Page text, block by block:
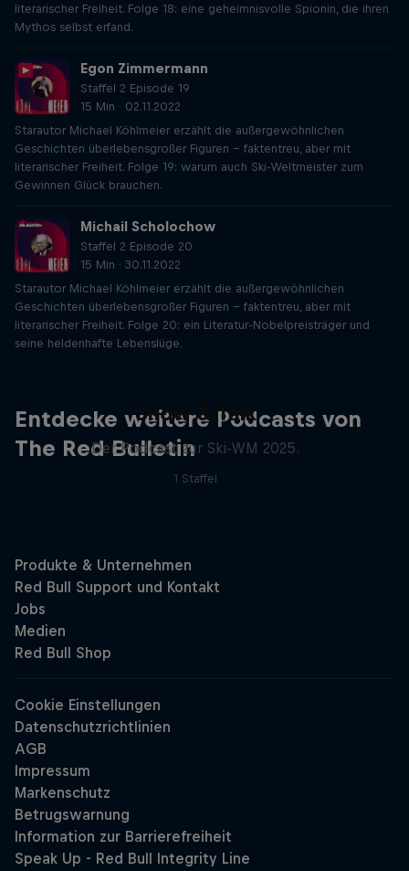
literarischer Freiheit. Folge 18: eine geheimnisvolle Spionin, die ihren
Mythos selbst erfand.
Egon Zimmermann
Staffel 2 Episode 19
15 Min · 02.11.2022
Starautor Michael Köhlmeier erzählt die außergewöhnlichen
Geschichten überlebensgroßer Figuren – faktentreu, aber mit
literarischer Freiheit. Folge 19: warum auch Ski-Weltmeister zum
Gewinnen Glück brauchen.
Michail Scholochow
Staffel 2 Episode 20
15 Min · 30.11.2022
Starautor Michael Köhlmeier erzählt die außergewöhnlichen
Geschichten überlebensgroßer Figuren – faktentreu, aber mit
literarischer Freiheit. Folge 20: ein Literatur-Nobelpreisträger und
seine heldenhafte Lebenslüge.
Entdecke weitere Podcasts von
The Red Bulletin
Snow & Talk
Der Podcast zur Ski-WM 2025.
1 Staffel